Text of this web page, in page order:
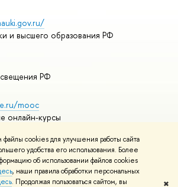
cookies для улучшения работы сайта
удобства его использования. Более
об использовании файлов cookies
, наши правила обработки персональных
. Продолжая пользоваться сайтом, вы ✖
и высшего образования РФ
РФ
mooc
онлайн-курсы
Адреса и контакты
материалов